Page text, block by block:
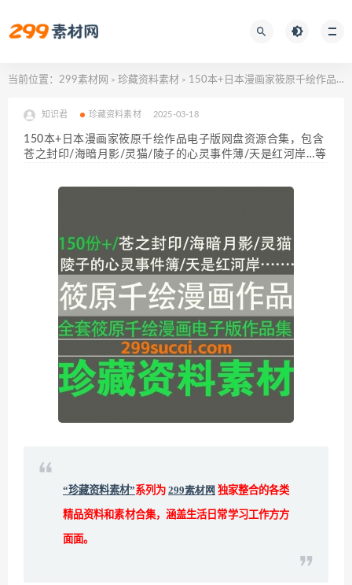
当前位置： 299素材网 > 珍藏资料素材 > 150本+日本漫画家筱原千绘作品电子版网盘资源合集，包含苍之封印/海暗月影/灵猫/陵子的心灵事件薄/天是红河岸…等
知识君 珍藏资料素材 2025-03-18
150本+日本漫画家筱原千绘作品电子版网盘资源合集，包含
苍之封印/海暗月影/灵猫/陵子的心灵事件薄/天是红河岸…等
“珍藏资料素材”系列为 299素材网 独家整合的各类
精品资料和素材合集，涵盖生活日常学习工作方方
面面。